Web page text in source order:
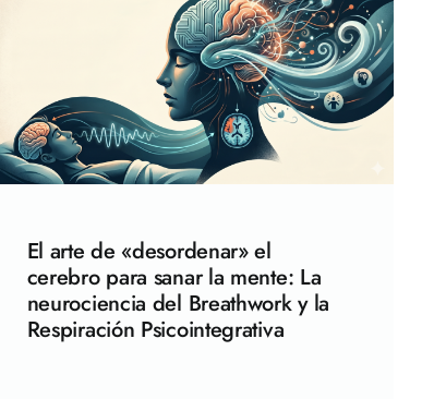
El arte de «desordenar» el
cerebro para sanar la mente: La
neurociencia del Breathwork y la
Respiración Psicointegrativa